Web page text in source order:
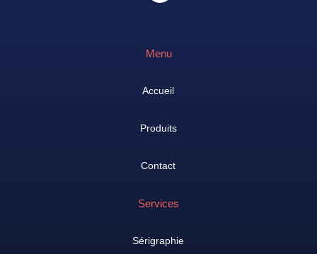
Menu
Accueil
Produits
Contact
Services
Sérigraphie